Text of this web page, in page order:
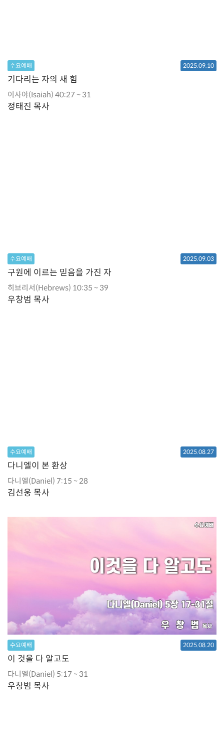
수요예배 2025.09.10
기다리는 자의 새 힘
이사야(Isaiah) 40:27 ~ 31
정태진 목사
수요예배 2025.09.03
구원에 이르는 믿음을 가진 자
히브리서(Hebrews) 10:35 ~ 39
우창범 목사
수요예배 2025.08.27
다니엘이 본 환상
다니엘(Daniel) 7:15 ~ 28
김선웅 목사
수요예배 2025.08.20
이 것을 다 알고도
다니엘(Daniel) 5:17 ~ 31
우창범 목사